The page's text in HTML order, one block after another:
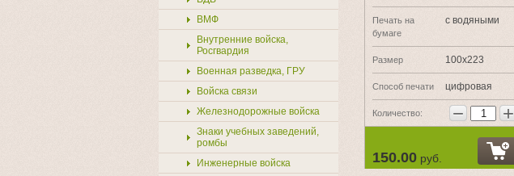
ВМФ
Внутренние войска,
Росгвардия
Военная разведка, ГРУ
Войска связи
Железнодорожные войска
Знаки учебных заведений,
ромбы
Инженерные войска
Печать на
бумаге
с водяными
Размер 100х223
Способ печати цифровая
Количество: − +
150.00 руб.